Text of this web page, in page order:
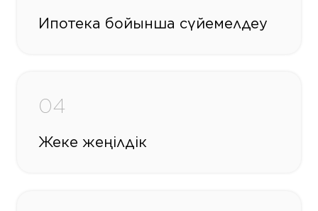
Ипотека бойынша сүйемелдеу
04
Жеке жеңілдік